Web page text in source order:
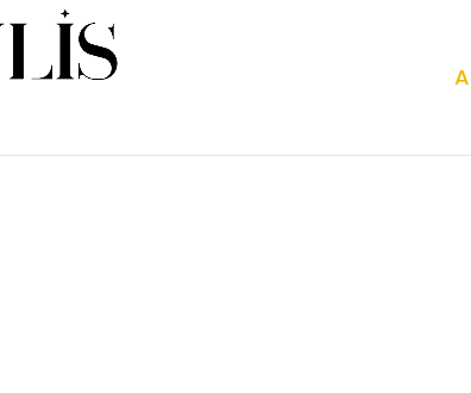
malicious infection. * However, the dangerous code has